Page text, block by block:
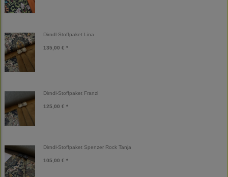
Dirndl-Stoffpaket Lina
135,00 € *
Dirndl-Stoffpaket Franzi
125,00 € *
Dirndl-Stoffpaket Spenzer Rock Tanja
105,00 € *